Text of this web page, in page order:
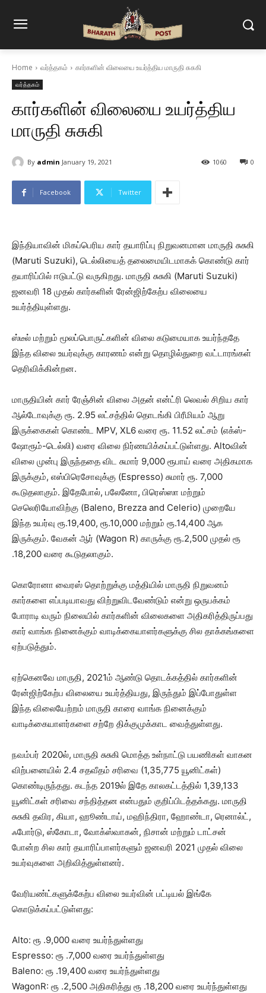
Home வர்த்தகம் கார்களின் விலையை உயர்த்திய மாருதி சுசுகி
வர்த்தகம்
கார்களின் விலையை உயர்த்திய
மாருதி சுசுகி
By admin January 19, 2021 0
1060
Facebook Twitter
இந்தியாவின் மிகப்பெரிய கார் தயாரிப்பு நிறுவனமான மாருதி சுசுகி
(Maruti Suzuki), டெல்லியைத் தலைமையிடமாகக் கொண்டு கார்
தயாரிப்பில் ஈடுபட்டு வருகிறது. மாருதி சுசுகி (Maruti Suzuki)
ஜனவரி 18 முதல் கார்களின் ரேன்ஜிற்கேற்ப விலையை
உயர்த்தியுள்ளது.
ஸ்டீல் மற்றும் மூலப்பொருட்களின் விலை கடுமையாக உயர்ந்ததே
இந்த விலை உயர்வுக்கு காரணம் என்று தொழில்துறை வட்டாரங்கள்
தெரிவிக்கின்றன.
மாருதியின் கார் ரேஞ்சின் விலை அதன் என்ட்ரி லெவல் சிறிய கார்
ஆல்டோவுக்கு ரூ. 2.95 லட்சத்தில் தொடங்கி பிரீமியம் ஆறு
இருக்கைகள் கொண்ட MPV, XL6 வரை ரூ. 11.52 லட்சம் (எக்ஸ்-
ஷோரூம்-டெல்லி) வரை விலை நிர்ணயிக்கப்பட்டுள்ளது. Altoவின்
விலை முன்பு இருந்ததை விட சுமார் 9,000 ரூபாய் வரை அதிகமாக
இருக்கும், எஸ்பிரெசோவுக்கு (Espresso) சுமார் ரூ. 7,000
கூடுதலாகும். இதேபோல், பலேனோ, பிரெஸ்ஸா மற்றும்
செலெரியோவிற்கு (Baleno, Brezza and Celerio) முறையே
இந்த உயர்வு ரூ.19,400, ரூ.10,000 மற்றும் ரூ.14,400 ஆக
இருக்கும். வேகன் ஆர் (Wagon R) காருக்கு ரூ.2,500 முதல் ரூ
.18,200 வரை கூடுதலாகும்.
கொரோனா வைரஸ் தொற்றுக்கு மத்தியில் மாருதி நிறுவனம்
கார்களை எப்படியாவது விற்றுவிடவேண்டும் என்று ஒருபக்கம்
போராடி வரும் நிலையில் கார்களின் விலைகளை அதிகரித்திருப்பது
கார் வாங்க நினைக்கும் வாடிக்கையாளர்களுக்கு சில தாக்கங்களை
ஏற்படுத்தும்.
ஏற்கெனவே மாருதி, 2021ம் ஆண்டு தொடக்கத்தில் கார்களின்
ரேன்ஜிற்கேற்ப விலையை உயர்த்தியது, இருந்தும் இப்போதுள்ள
இந்த விலையேற்றம் மாருதி காரை வாங்க நினைக்கும்
வாடிக்கையாளர்களை சற்றே திக்குமுக்காட வைத்துள்ளது.
நவம்பர் 2020ல், மாருதி சுசுகி மொத்த உள்நாட்டு பயணிகள் வாகன
விற்பனையில் 2.4 சதவீதம் சரிவை (1,35,775 யூனிட்கள்)
கொண்டிருந்தது. கடந்த 2019ல் இதே காலகட்டத்தில் 1,39,133
யூனிட்கள் சரிவை சந்தித்தன என்பதும் குறிப்பிடத்தக்கது. மாருதி
சுசுகி தவிர, கியா, ஹூண்டாய், மஹிந்திரா, ஹோண்டா, ரெனால்ட்,
ஃபோர்டு, ஸ்கோடா, வோக்ஸ்வாகன், நிசான் மற்றும் டாட்சன்
போன்ற சில கார் தயாரிப்பாளர்களும் ஜனவரி 2021 முதல் விலை
உயர்வுகளை அறிவித்துள்ளனர்.
வேரியண்ட்களுக்கேற்ப விலை உயர்வின் பட்டியல் இங்கே
கொடுக்கப்பட்டுள்ளது:
Alto: ரூ .9,000 வரை உயர்ந்துள்ளது
Espresso: ரூ .7,000 வரை உயர்ந்துள்ளது
Baleno: ரூ .19,400 வரை உயர்ந்துள்ளது
WagonR: ரூ .2,500 அதிகரித்து ரூ .18,200 வரை உயர்ந்துள்ளது